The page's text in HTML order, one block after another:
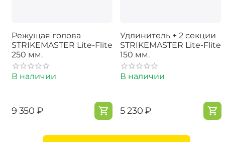
Режущая голова
STRIKEMASTER Lite-Flite
250 мм.
В наличии
‍9 350‍ ₽
Удлинитель + 2 секции
STRIKEMASTER Lite-Flite
150 мм.
В наличии
‍5 230‍₽